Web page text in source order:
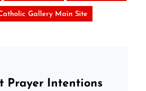
Gallery Main Site
Prayer Intentions